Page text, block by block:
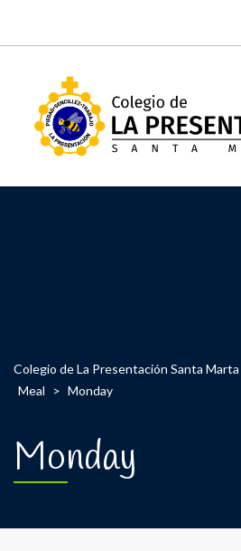
Colegio de La Presentación Santa
Meal
> Monday
Monday